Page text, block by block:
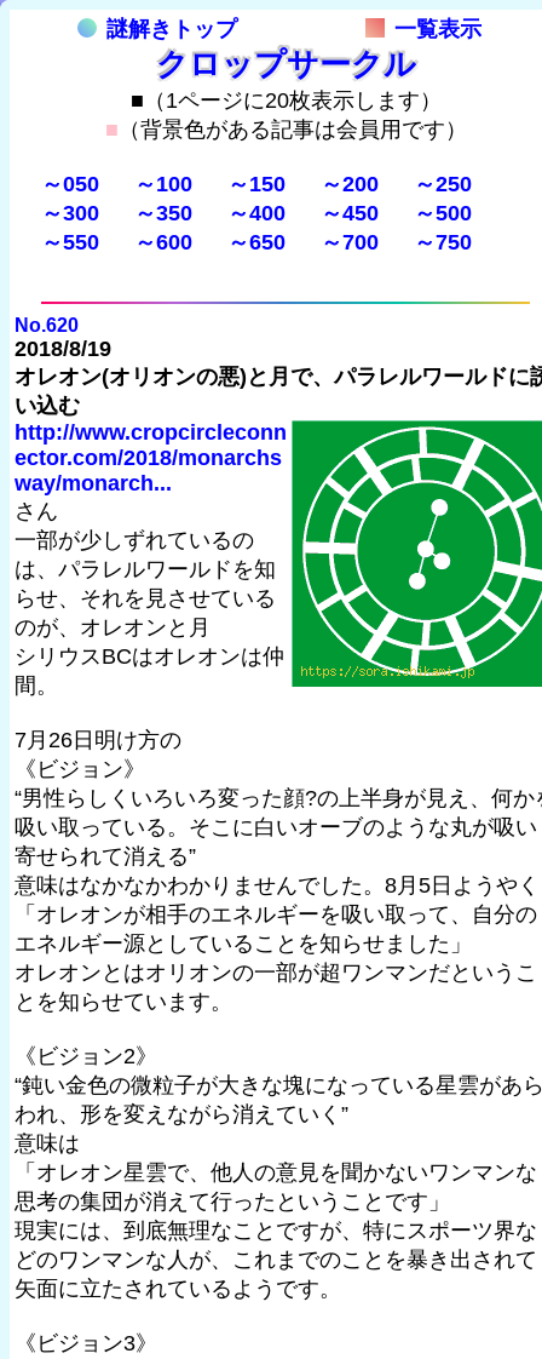
謎解きトップ 一覧表示
クロップサークル
■（1ページに20枚表示します）
■ （背景色がある記事は会員用です）
～050 ～100 ～150 ～200
～250
～300
～350 ～400 ～450
～500
～550
～600 ～650 ～700 ～750
No.620
2018/8/19
オレオン(オリオンの悪)と月で、パラレルワールドに
い込む
http://www.cropcircleconn
ector.com/2018/monarchs
way/monarch...
さん
一部が少しずれているの
は、パラレルワールドを知
らせ、それを見させている
のが、オレオンと月
シリウスBCはオレオンは仲
間。
7月26日明け方の
《ビジョン》
“男性らしくいろいろ変った顔?の上半身が見え、何か
吸い取っている。そこに白いオーブのような丸が吸い
寄せられて消える”
意味はなかなかわかりませんでした。8月5日ようやく
「オレオンが相手のエネルギーを吸い取って、自分の
エネルギー源としていることを知らせました」
オレオンとはオリオンの一部が超ワンマンだというこ
とを知らせています。
《ビジョン2》
“鈍い金色の微粒子が大きな塊になっている星雲があ
われ、形を変えながら消えていく”
意味は
「オレオン星雲で、他人の意見を聞かないワンマンな
思考の集団が消えて行ったということです」
現実には、到底無理なことですが、特にスポーツ界な
どのワンマンな人が、これまでのことを暴き出されて
矢面に立たされているようです。
《ビジョン3》